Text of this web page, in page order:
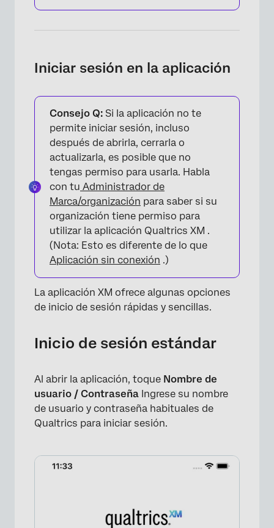
×
Iniciar sesión en la aplicación
Consejo Q: Si la aplicación no te
permite iniciar sesión, incluso
después de abrirla, cerrarla o
actualizarla, es posible que no
tengas permiso para usarla. Habla
con tu Administrador de
Marca/organización para saber si su
organización tiene permiso para
utilizar la aplicación Qualtrics XM .
(Nota: Esto es diferente de lo que
Aplicación sin conexión .)
La aplicación XM ofrece algunas opciones
de inicio de sesión rápidas y sencillas.
Inicio de sesión estándar
Al abrir la aplicación, toque Nombre de
usuario / Contraseña Ingrese su nombre
de usuario y contraseña habituales de
Qualtrics para iniciar sesión.